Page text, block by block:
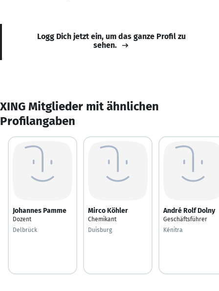
Logg Dich jetzt ein, um das ganze Profil zu
sehen.
XING Mitglieder mit ähnlichen
Profilangaben
Johannes Pamme
Dozent
Delbrück
Mirco Köhler
Chemikant
Duisburg
André Rolf Dolny
Geschäftsführer
Kénitra